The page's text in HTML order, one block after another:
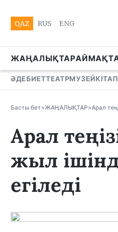
QAZ RUS ENG
ЖАҢАЛЫҚТАР
ӘДЕБИЕТТЕАТРМУЗЕЙ
Басты бет>ЖАҢАЛЫҚТАР>Арал
Арал
жыл
егіледі